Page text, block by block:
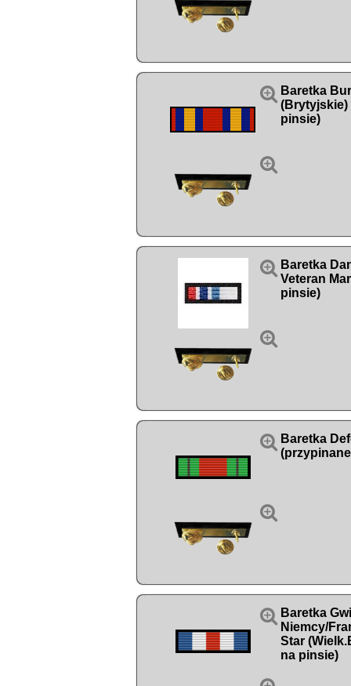


Baretka
(Brytyjskie)
pinsie)


Baretka
Veteran
pinsie)


Baretka
 Baretka
Niemcy/
Star
na pinsie)